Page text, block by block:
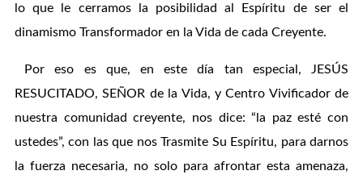
lo que le cerramos la posibilidad al Espíritu de ser el
dinamismo Transformador en la Vida de cada Creyente.
Por eso es que, en este día tan especial, JESÚS
RESUCITADO, SEÑOR de la Vida, y Centro Vivificador de
nuestra comunidad creyente, nos dice: “la paz esté con
ustedes”, con las que nos Trasmite Su Espíritu, para darnos
la fuerza necesaria, no solo para afrontar esta amenaza,